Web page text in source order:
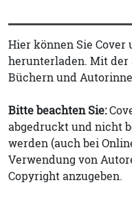
Hier können Sie
herunterladen. Mit der
Büchern und
Bitte beachten Sie:
abgedruckt und nicht
werden (auch bei
Verwendung von
Copyright anzugeben.